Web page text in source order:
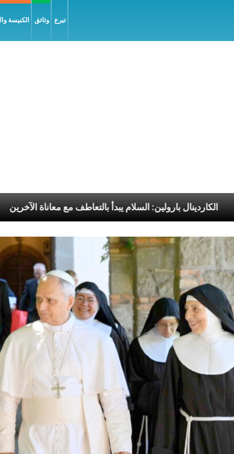
الكنيسة وثائق تبرع
الكاردينال بارولين: السلام يبدأ بالتعاطف مع